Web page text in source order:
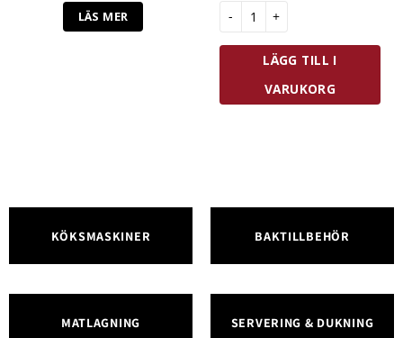
LÄS MER
LÄGG TILL I
VARUKORG
KÖKSMASKINER BAKTILLBEHÖR
MATLAGNING SERVERING & DUKNING